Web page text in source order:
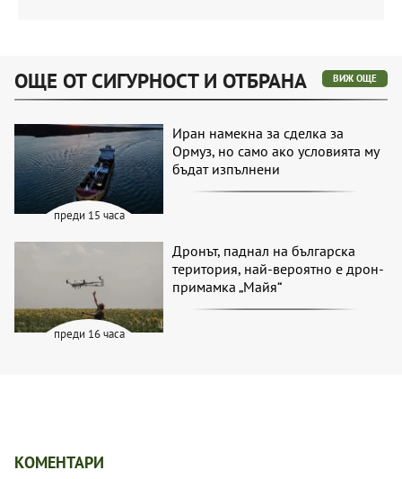
ОЩЕ ОТ СИГУРНОСТ И ОТБРАНА ВИЖ ОЩЕ
преди 15 часа
Иран намекна за сделка за
Ормуз, но само ако условията му
бъдат изпълнени
преди 16 часа
Дронът, паднал на българска
територия, най-вероятно е дрон-
примамка „Майя“
КОМЕНТАРИ